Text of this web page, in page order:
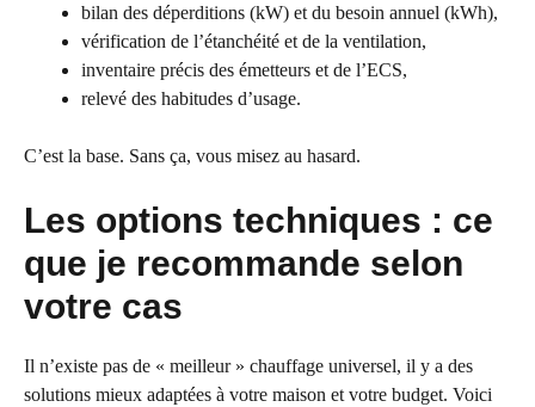
bilan des déperditions (kW) et du besoin annuel (kWh),
vérification de l’étanchéité et de la ventilation,
inventaire précis des émetteurs et de l’ECS,
relevé des habitudes d’usage.
C’est la base. Sans ça, vous misez au hasard.
Les options techniques : ce
que je recommande selon
votre cas
Il n’existe pas de « meilleur » chauffage universel, il y a des
solutions mieux adaptées à votre maison et votre budget. Voici